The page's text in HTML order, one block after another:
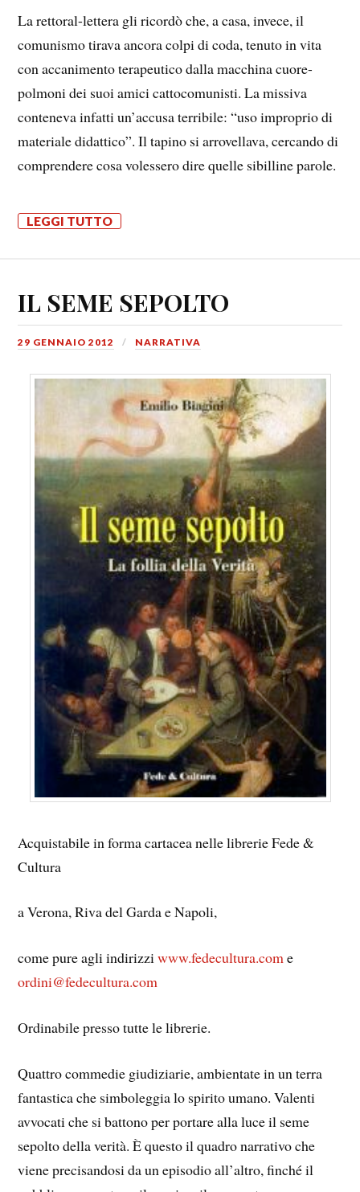
La rettoral-lettera gli ricordò che, a casa, invece, il
comunismo tirava ancora colpi di coda, tenuto in vita
con accanimento terapeutico dalla macchina cuore-
polmoni dei suoi amici cattocomunisti. La missiva
conteneva infatti un’accusa terribile: “uso improprio di
materiale didattico”. Il tapino si arrovellava, cercando di
comprendere cosa volessero dire quelle sibilline parole.
LEGGI TUTTO
IL SEME SEPOLTO
29 GENNAIO 2012 NARRATIVA
Acquistabile in forma cartacea nelle librerie Fede &
Cultura
a Verona, Riva del Garda e Napoli,
come pure agli indirizziwww.fedecultura.come
ordini@fedecultura.com
Ordinabile presso tutte le librerie.
Quattro commedie giudiziarie, ambientate in un terra
fantastica che simboleggia lo spirito umano. Valenti
avvocati che si battono per portare alla luce il seme
sepolto della verità. È questo il quadro narrativo che
viene precisandosi da un episodio all’altro, finché il